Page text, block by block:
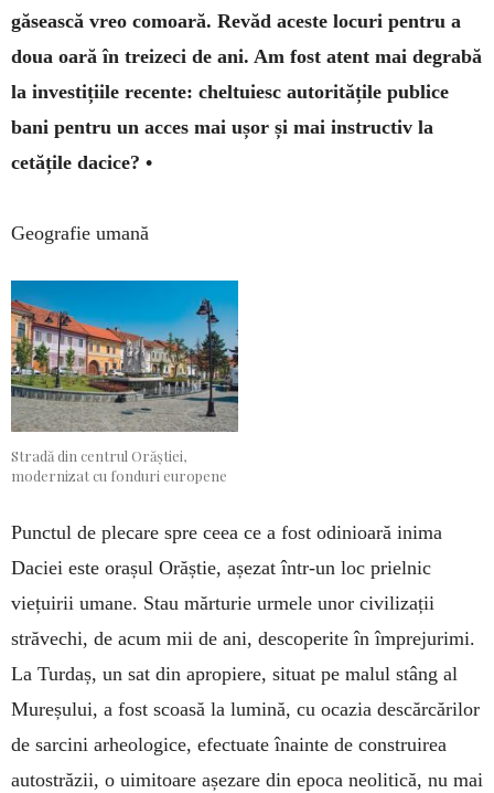
găsească vreo comoară. Revăd aceste locuri pentru a
doua oară în treizeci de ani. Am fost atent mai degrabă
la investițiile recente: cheltuiesc autoritățile publice
bani pentru un acces mai ușor și mai instructiv la
cetățile dacice? •
Geografie umană
Stradă din centrul Orăștiei,
modernizat cu fonduri europene
Punctul de plecare spre ceea ce a fost odinioară inima
Daciei este orașul Orăștie, așezat într-un loc prielnic
viețuirii umane. Stau mărturie urmele unor civilizații
străvechi, de acum mii de ani, descoperite în împrejurimi.
La Turdaș, un sat din apropiere, situat pe malul stâng al
Mureșului, a fost scoasă la lumină, cu ocazia descărcărilor
de sarcini arheologice, efectuate înainte de construirea
autostrăzii, o uimitoare așezare din epoca neolitică, nu mai